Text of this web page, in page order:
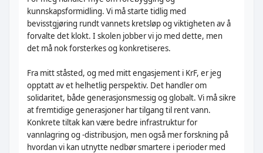
kunnskapsformidling. Vi må starte tidlig med
bevisstgjøring rundt vannets kretsløp og viktigheten av å
forvalte det klokt. I skolen jobber vi jo med dette, men
det må nok forsterkes og konkretiseres.
Fra mitt ståsted, og med mitt engasjement i KrF, er jeg
opptatt av et helhetlig perspektiv. Det handler om
solidaritet, både generasjonsmessig og globalt. Vi må sikre
at fremtidige generasjoner har tilgang til rent vann.
Konkrete tiltak kan være bedre infrastruktur for
vannlagring og -distribusjon, men også mer forskning på
hvordan vi kan utnytte nedbør smartere i perioder med